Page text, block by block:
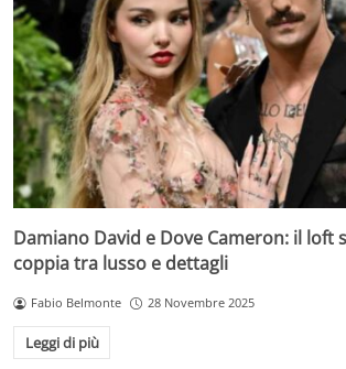
Damiano David e Dove Cameron: il loft
coppia tra lusso e dettagli
Fabio Belmonte 28 Novembre 2025
Leggi di più